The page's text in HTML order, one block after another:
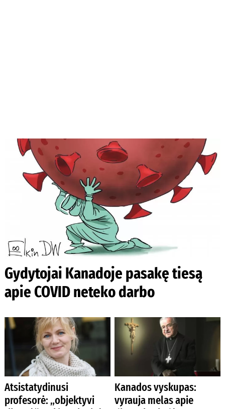
Gydytojai Kanadoje pasakę tiesą
apie COVID neteko darbo
Atsistatydinusi
profesorė: „objektyvi
Kanados vyskupas:
vyrauja melas apie